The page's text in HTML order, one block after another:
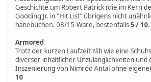
Geschichte um Robert Patrick (die im Kern
Gooding Jr. in "Hit List" übrigens nicht
hanebüchen. 08/15-Ware, bestenfalls5 / 10.
Armored
Trotz der kurzen Laufzeit zäh wie eine
diverser inhaltlicher Unzulänglichkeiten und
Inszenierung von Nimród Antal ohne
10